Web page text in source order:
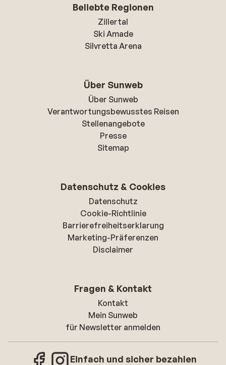
Beliebte Regionen
Zillertal
Ski Amade
Silvretta Arena
Über Sunweb
Über Sunweb
Verantwortungsbewusstes Reisen
Stellenangebote
Presse
Sitemap
Datenschutz & Cookies
Datenschutz
Cookie-Richtlinie
Barrierefreiheitserklarung
Marketing-Präferenzen
Disclaimer
Fragen & Kontakt
Kontakt
Mein Sunweb
für Newsletter anmelden
Einfach und sicher bezahlen